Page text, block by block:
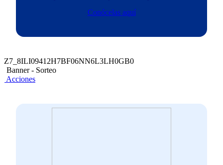
Conócelas aquí
Z7_8ILI09412H7BF06NN6L3LH0GB0
Banner - Sorteo
Acciones